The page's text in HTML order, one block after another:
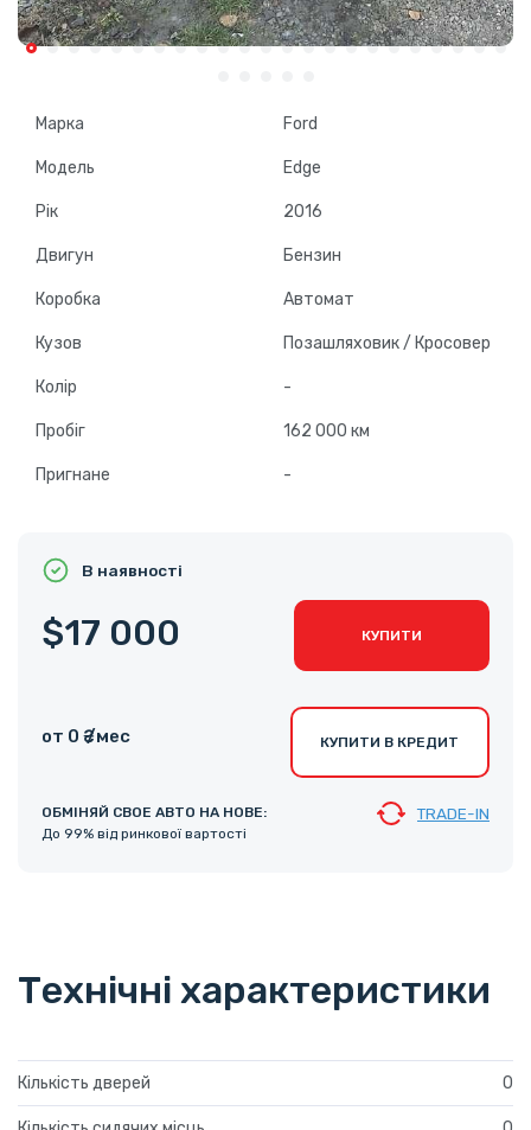
Марка Ford
Модель Edge
Рік 2016
Двигун Бензин
Коробка Автомат
Кузов Позашляховик / Кросовер
Колір -
Пробіг 162 000 км
Пригнане -
В наявності
$17 000 КУПИТИ
от 0 ₴ /мес КУПИТИ В КРЕДИТ
ОБМІНЯЙ СВОЕ АВТО НА НОВЕ:
До 99% від ринкової вартості
TRADE-IN
Технічні характеристики
Кількість дверей 0